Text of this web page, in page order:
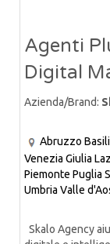
Agenti
Digital
Azienda/Brand:
Abruzzo
Venezia Giulia
Piemonte Puglia
Umbria Valle
Skalo Agency